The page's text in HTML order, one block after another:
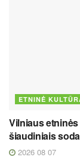
ETNINĖ
Vilniaus
šiaudiniais
2026 08 07